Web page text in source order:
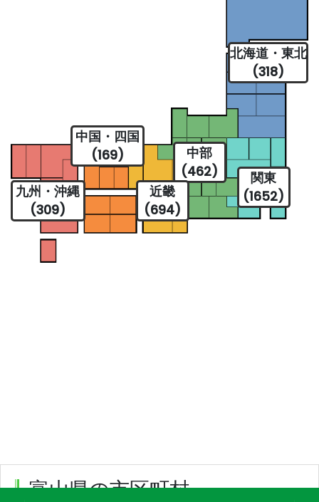
北海道・東北
(318)
関東
(1652)
中部
(462)
近畿
(694)
中国・四国
(169)
九州・沖縄
(309)
富山県の市区町村